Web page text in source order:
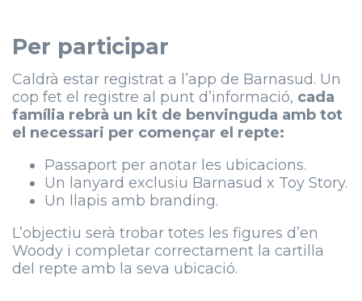
Per participar
Caldrà estar registrat a l’app de Barnasud. Un
cop fet el registre al punt d’informació, cada
família rebrà un kit de benvinguda amb tot
el necessari per començar el repte:
Passaport per anotar les ubicacions.
Un lanyard exclusiu Barnasud x Toy Story.
Un llapis amb branding.
L’objectiu serà trobar totes les figures d’en
Woody i completar correctament la cartilla
del repte amb la seva ubicació.